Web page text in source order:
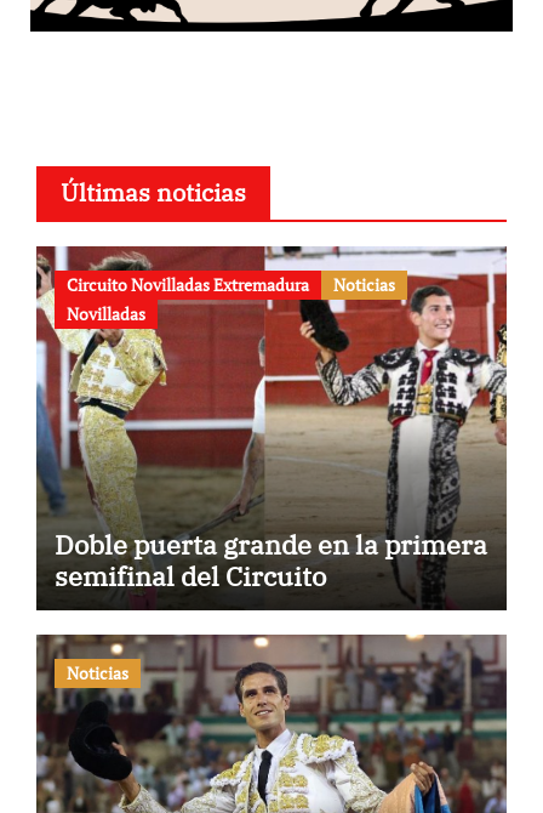
Últimas noticias
Circuito Novilladas Extremadura
Noticias
Novilladas
Doble puerta grande en la primera
semifinal del Circuito
Noticias